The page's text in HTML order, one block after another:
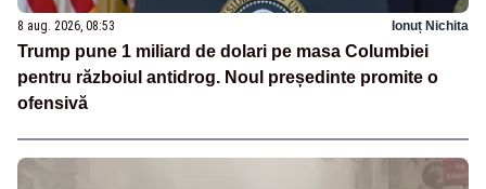
8 aug. 2026, 08:53 Ionuț Nichita
Trump pune 1 miliard de dolari pe masa Columbiei
pentru războiul antidrog. Noul președinte promite o
ofensivă